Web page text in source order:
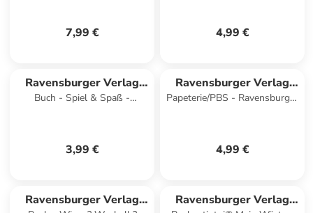
7,99 € 4,99 €
Ravensburger Verlag
GmbH
Buch - Spiel & Spaß -
3,99 €
Ravensburger Verlag
GmbH
Papeterie/PBS - Ravensburger
4,99 €
Ravensburger Verlag
Ravensburger Verlag